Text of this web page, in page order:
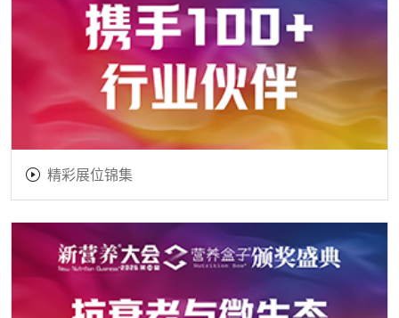
精彩展位锦集